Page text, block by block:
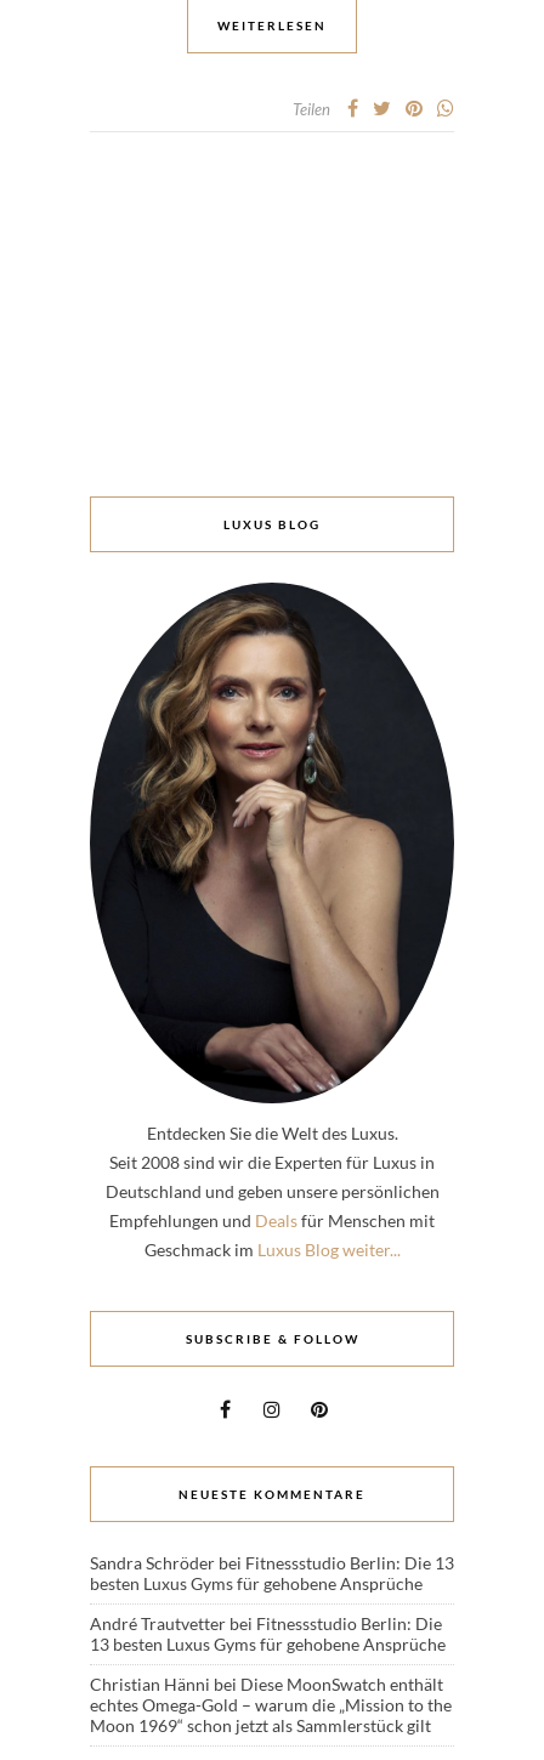
WEITERLESEN
Teilen
LUXUS BLOG
Entdecken Sie die Welt des Luxus.
Seit 2008 sind wir die Experten für Luxus in
Deutschland und geben unsere persönlichen
Empfehlungen und Dealsfür Menschen mit
Geschmack im Luxus Blog weiter...
SUBSCRIBE & FOLLOW
NEUESTE KOMMENTARE
Sandra Schröder bei Fitnessstudio Berlin: Die 13
besten Luxus Gyms für gehobene Ansprüche
André Trautvetter bei Fitnessstudio Berlin: Die
13 besten Luxus Gyms für gehobene Ansprüche
Christian Hänni bei Diese MoonSwatch enthält
echtes Omega-Gold – warum die „Mission to the
Moon 1969“ schon jetzt als Sammlerstück gilt